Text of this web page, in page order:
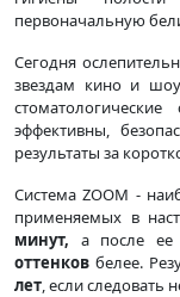
первоначальную
Сегодня
звездам кино и
эффективны,
результаты за
Система ZOOM -
применяемых в
минут, а после ее
оттенков белее.
лет, если следовать